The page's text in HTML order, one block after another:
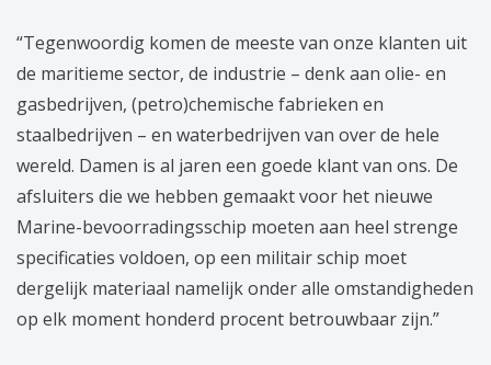
“Tegenwoordig komen de meeste van onze klanten uit
de maritieme sector, de industrie – denk aan olie- en
gasbedrijven, (petro)chemische fabrieken en
staalbedrijven – en waterbedrijven van over de hele
wereld. Damen is al jaren een goede klant van ons. De
afsluiters die we hebben gemaakt voor het nieuwe
Marine-bevoorradingsschip moeten aan heel strenge
specificaties voldoen, op een militair schip moet
dergelijk materiaal namelijk onder alle omstandigheden
op elk moment honderd procent betrouwbaar zijn.”